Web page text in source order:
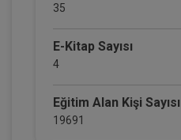
35
E-Kitap Sayısı
4
Eğitim Alan Kişi Sayısı
19691